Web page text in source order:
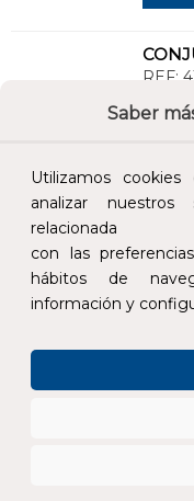
Saber
Utilizamos
analizar nuestros
relacionada
con las
hábitos de
información y
REF: